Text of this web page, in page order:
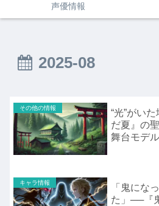
声優情報
2025-08
その他の情報
“光”がい
だ夏』の
舞台モデ
キャラ情報
「鬼にな
た」──『